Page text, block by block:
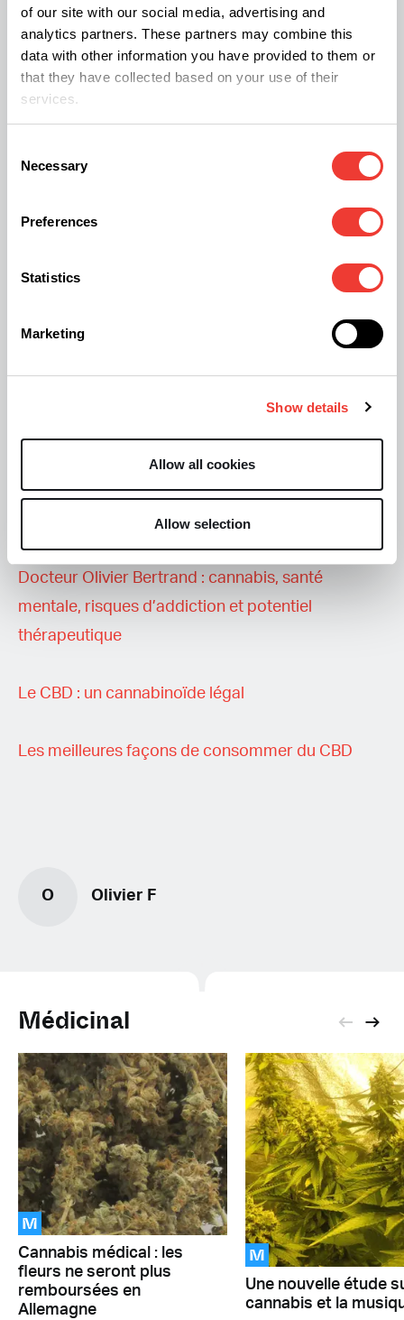
of our site with our social media, advertising and
analytics partners. These partners may combine this
data with other information you have provided to them or
that they have collected based on your use of their
services.
Selection
Necessary
Preferences
Statistics
Marketing
Show details
Allow all cookies
Allow selection
cannabis puissantes.
« Les risques d’addiction peuvent être liés à
l’usager, les principaux facteurs de risques
usages réguliers, à fortiori au cours de
l’adolescence, et les périodes de vulnérabilité
psychologique, a fortiori toutes personnes ayant
régulièrement du cannabis, plus le risque
a expliqué le Docteur
<<<< A lire également
Docteur Olivier Bertrand : cannabis, santé
mentale, risques d’addiction et potentiel
thérapeutique
Le CBD : un cannabinoïde légal
Les meilleures façons de consommer du CBD
O Olivier F
Médicinal
M
Cannabis médical : les
fleurs ne seront plus
remboursées en
Allemagne
M
Une nouvelle étude
cannabis et la